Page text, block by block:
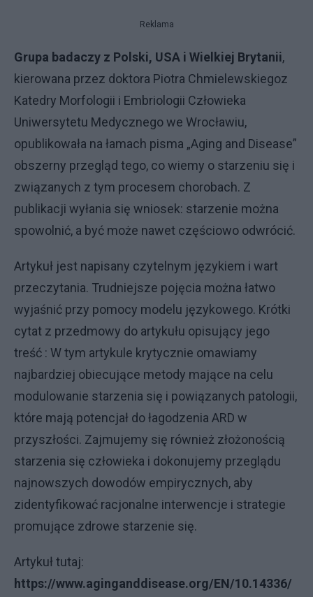
Reklama
Grupa badaczy z Polski, USA i Wielkiej Brytanii,
kierowana przez doktora Piotra Chmielewskiegoz
Katedry Morfologii i Embriologii Człowieka
Uniwersytetu Medycznego we Wrocławiu,
opublikowała na łamach pisma „Aging and Disease”
obszerny przegląd tego, co wiemy o starzeniu się i
związanych z tym procesem chorobach. Z
publikacji wyłania się wniosek: starzenie można
spowolnić, a być może nawet częściowo odwrócić.
Artykuł jest napisany czytelnym językiem i wart
przeczytania. Trudniejsze pojęcia można łatwo
wyjaśnić przy pomocy modelu językowego. Krótki
cytat z przedmowy do artykułu opisujący jego
treść : W tym artykule krytycznie omawiamy
najbardziej obiecujące metody mające na celu
modulowanie starzenia się i powiązanych patologii,
które mają potencjał do łagodzenia ARD w
przyszłości. Zajmujemy się również złożonością
starzenia się człowieka i dokonujemy przeglądu
najnowszych dowodów empirycznych, aby
zidentyfikować racjonalne interwencje i strategie
promujące zdrowe starzenie się.
Artykuł tutaj:
https://www.aginganddisease.org/EN/10.14336/